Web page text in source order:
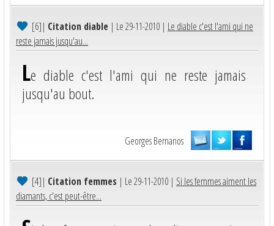
[6]| Citation diable | Le 29-11-2010 | Le diable c'est l'ami qui ne
reste jamais jusqu'au...
Le diable c'est l'ami qui ne reste jamais
jusqu'au bout.
Georges Bernanos
[4]| Citation femmes | Le 29-11-2010 | Si les femmes aiment les
diamants, c'est peut-être...